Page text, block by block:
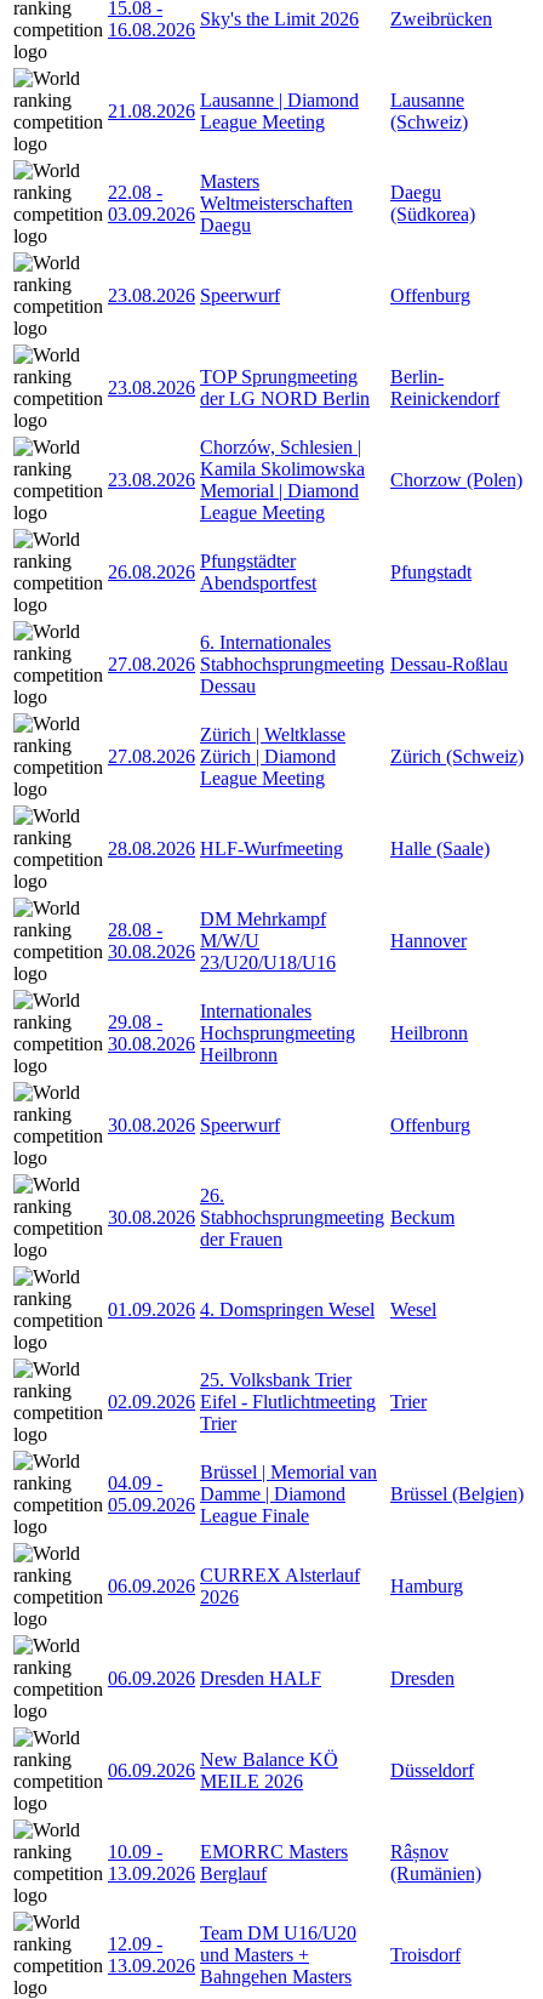
15.08 -
16.08.2026
Sky's the Limit 2026 Zweibrücken
21.08.2026
Lausanne | Diamond
League Meeting
Lausanne
(Schweiz)
22.08 -
03.09.2026
Masters
Weltmeisterschaften
Daegu
Daegu
(Südkorea)
23.08.2026 Speerwurf Offenburg
23.08.2026
TOP Sprungmeeting
der LG NORD Berlin
Berlin-
Reinickendorf
23.08.2026
Chorzów, Schlesien |
Kamila Skolimowska
Memorial | Diamond
League Meeting
Chorzow (Polen)
26.08.2026
Pfungstädter
Abendsportfest
Pfungstadt
27.08.2026
6. Internationales
Stabhochsprungmeeting
Dessau
Dessau-Roßlau
27.08.2026
Zürich | Weltklasse
Zürich | Diamond
League Meeting
Zürich (Schweiz)
28.08.2026 HLF-Wurfmeeting Halle (Saale)
28.08 -
30.08.2026
DM Mehrkampf
M/W/U
23/U20/U18/U16
Hannover
29.08 -
30.08.2026
Internationales
Hochsprungmeeting
Heilbronn
Heilbronn
30.08.2026 Speerwurf Offenburg
30.08.2026
26.
Stabhochsprungmeeting
der Frauen
Beckum
01.09.2026 4. Domspringen Wesel Wesel
02.09.2026
25. Volksbank Trier
Eifel - Flutlichtmeeting
Trier
Trier
04.09 -
05.09.2026
Brüssel | Memorial van
Damme | Diamond
League Finale
Brüssel (Belgien)
06.09.2026
CURREX Alsterlauf
2026
Hamburg
06.09.2026 Dresden HALF Dresden
06.09.2026
New Balance KÖ
MEILE 2026
Düsseldorf
10.09 -
13.09.2026
EMORRC Masters
Berglauf
Râșnov
(Rumänien)
12.09 -
13.09.2026
Team DM U16/U20
und Masters +
Bahngehen Masters
Troisdorf